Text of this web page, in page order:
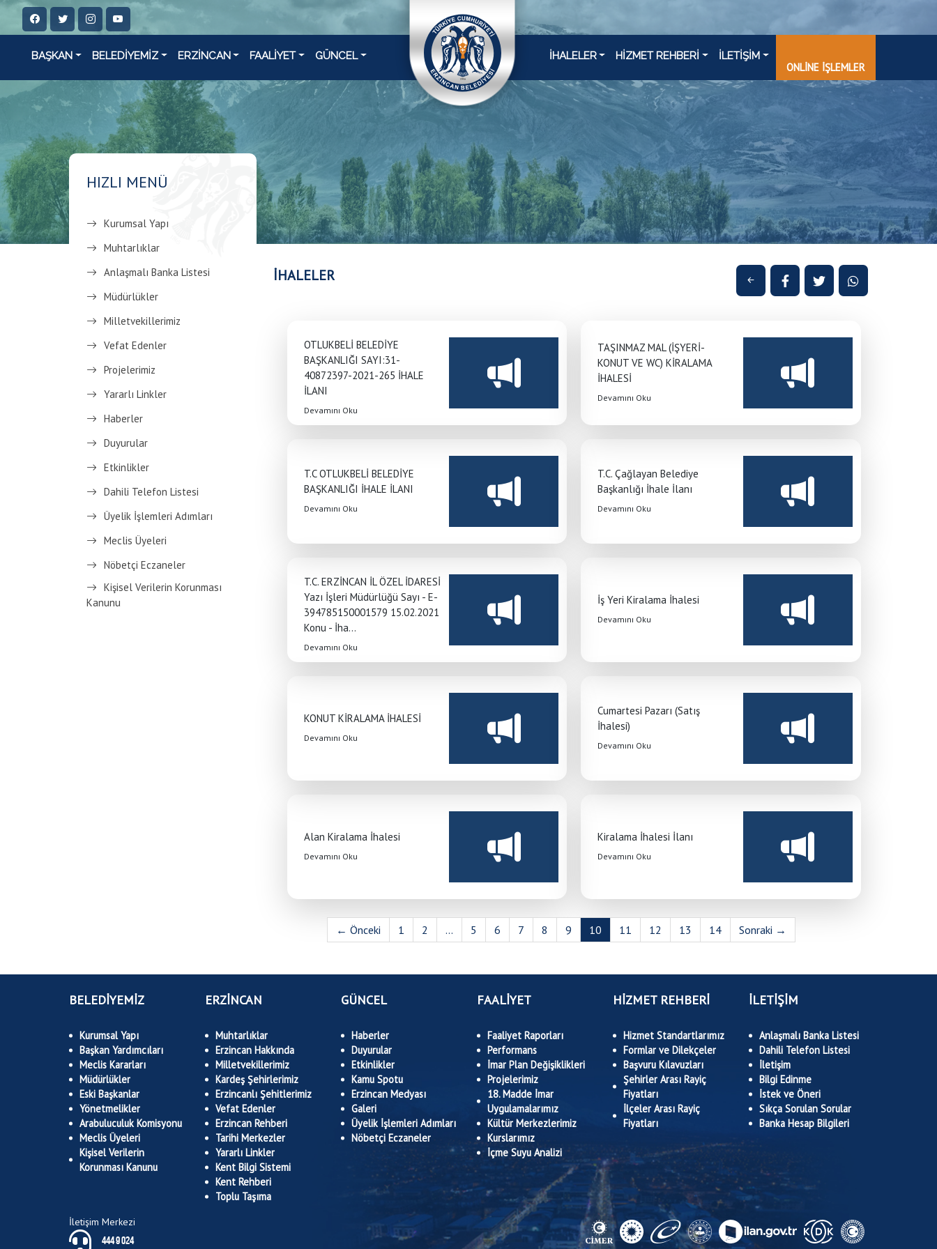
BAŞKAN BELEDİYEMİZ ERZİNCAN FAALİYET GÜNCEL İHALELER HİZMET REHBERİ İLETİŞİM
ONLİNE İŞLEMLER
Anasayfa
HIZLI MENÜ
Kurumsal Yapı
Muhtarlıklar
Anlaşmalı Banka Listesi
Müdürlükler
Milletvekillerimiz
Vefat Edenler
Projelerimiz
Yararlı Linkler
Haberler
Duyurular
Etkinlikler
Dahili Telefon Listesi
Üyelik İşlemleri Adımları
Meclis Üyeleri
Nöbetçi Eczaneler
Kişisel Verilerin Korunması
Kanunu
İHALELER
OTLUKBELİ BELEDİYE
BAŞKANLIĞI SAYI:31-
40872397-2021-265 İHALE
İLANI
Devamını Oku
TAŞINMAZ MAL (İŞYERİ-
KONUT VE WC) KİRALAMA
İHALESİ
Devamını Oku
T.C OTLUKBELİ BELEDİYE
BAŞKANLIĞI İHALE İLANI
Devamını Oku
T.C. Çağlayan Belediye
Başkanlığı İhale İlanı
Devamını Oku
T.C. ERZİNCAN İL ÖZEL İDARESİ
Yazı İşleri Müdürlüğü Sayı - E­
39478515­000­1579 15.02.2021
Konu - İha...
Devamını Oku
İş Yeri Kiralama İhalesi
Devamını Oku
KONUT KİRALAMA İHALESİ
Devamını Oku
Cumartesi Pazarı (Satış
İhalesi)
Devamını Oku
Alan Kiralama İhalesi
Devamını Oku
Kiralama İhalesi İlanı
Devamını Oku
← Önceki 1 2 ... 5 6 7 8 9 10 11 12 13 14 Sonraki →
BELEDİYEMİZ
Kurumsal Yapı
Başkan Yardımcıları
Meclis Kararları
Müdürlükler
Eski Başkanlar
Yönetmelikler
Arabuluculuk Komisyonu
Meclis Üyeleri
Kişisel Verilerin
Korunması Kanunu
ERZİNCAN
Muhtarlıklar
Erzincan Hakkında
Milletvekillerimiz
Kardeş Şehirlerimiz
Erzincanlı Şehitlerimiz
Vefat Edenler
Erzincan Rehberi
Tarihi Merkezler
Yararlı Linkler
Kent Bilgi Sistemi
Kent Rehberi
Toplu Taşıma
GÜNCEL
Haberler
Duyurular
Etkinlikler
Kamu Spotu
Erzincan Medyası
Galeri
Üyelik İşlemleri Adımları
Nöbetçi Eczaneler
FAALİYET
Faaliyet Raporları
Performans
İmar Plan Değişiklikleri
Projelerimiz
18. Madde İmar
Uygulamalarımız
Kültür Merkezlerimiz
Kurslarımız
İçme Suyu Analizi
HİZMET REHBERİ
Hizmet Standartlarımız
Formlar ve Dilekçeler
Başvuru Kılavuzları
Şehirler Arası Rayiç
Fiyatları
İlçeler Arası Rayiç
Fiyatları
İLETİŞİM
Anlaşmalı Banka Listesi
Dahili Telefon Listesi
İletişim
Bilgi Edinme
İstek ve Öneri
Sıkça Sorulan Sorular
Banka Hesap Bilgileri
İletişim Merkezi
444 9 024